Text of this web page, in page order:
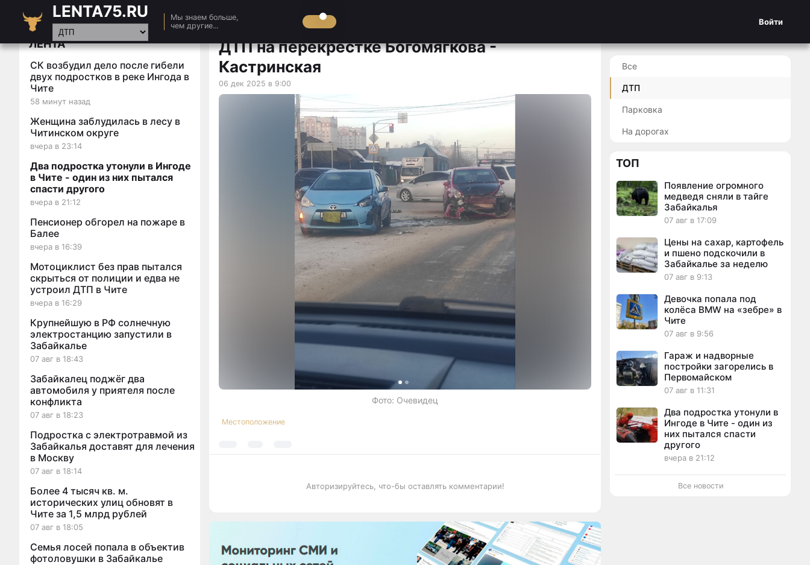
LENTA75.RU
Мы знаем больше,
чем другие...
Войти
Главная
Новости
Видео
Статьи
ЛЕНТА
СК возбудил дело после гибели
двух подростков в реке Ингода в
Чите
58 минут назад
Женщина заблудилась в лесу в
Читинском округе
вчера в 23:14
Два подростка утонули в Ингоде
в Чите - один из них пытался
спасти другого
вчера в 21:12
Пенсионер обгорел на пожаре в
Балее
вчера в 16:39
Мотоциклист без прав пытался
скрыться от полиции и едва не
устроил ДТП в Чите
вчера в 16:29
Крупнейшую в РФ солнечную
электростанцию запустили в
Забайкалье
07 авг в 18:43
Забайкалец поджёг два
автомобиля у приятеля после
конфликта
07 авг в 18:23
Подростка с электротравмой из
Забайкалья доставят для лечения
в Москву
07 авг в 18:14
Более 4 тысяч кв. м.
исторических улиц обновят в
Чите за 1,5 млрд рублей
07 авг в 18:05
Семья лосей попала в объектив
фотоловушки в Забайкалье
ДТП на перекрёстке Богомягкова -
Кастринская
06 дек 2025 в 9:00
Фото: Очевидец
Местоположение
Авторизируйтесь, что-бы оставлять комментарии!
Все
ДТП
Парковка
На дорогах
ТОП
Появление огромного
медведя сняли в тайге
Забайкалья
07 авг в 17:09
Цены на сахар, картофель
и пшено подскочили в
Забайкалье за неделю
07 авг в 9:13
Девочка попала под
колёса BMW на «зебре» в
Чите
07 авг в 9:56
Гараж и надворные
постройки загорелись в
Первомайском
07 авг в 11:31
Два подростка утонули в
Ингоде в Чите - один из
них пытался спасти
другого
вчера в 21:12
Все новости